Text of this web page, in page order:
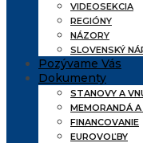
VIDEOSEKCIA
REGIÓNY
NÁZORY
SLOVENSKÝ
Pozývame Vás
Dokumenty
STANOVY A
MEMORANDÁ
FINANCOVANIE
EUROVOĽBY